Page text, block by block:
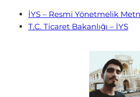
İYS – Resmi Yönetmelik
T.C. Ticaret Bakanlığı – İYS